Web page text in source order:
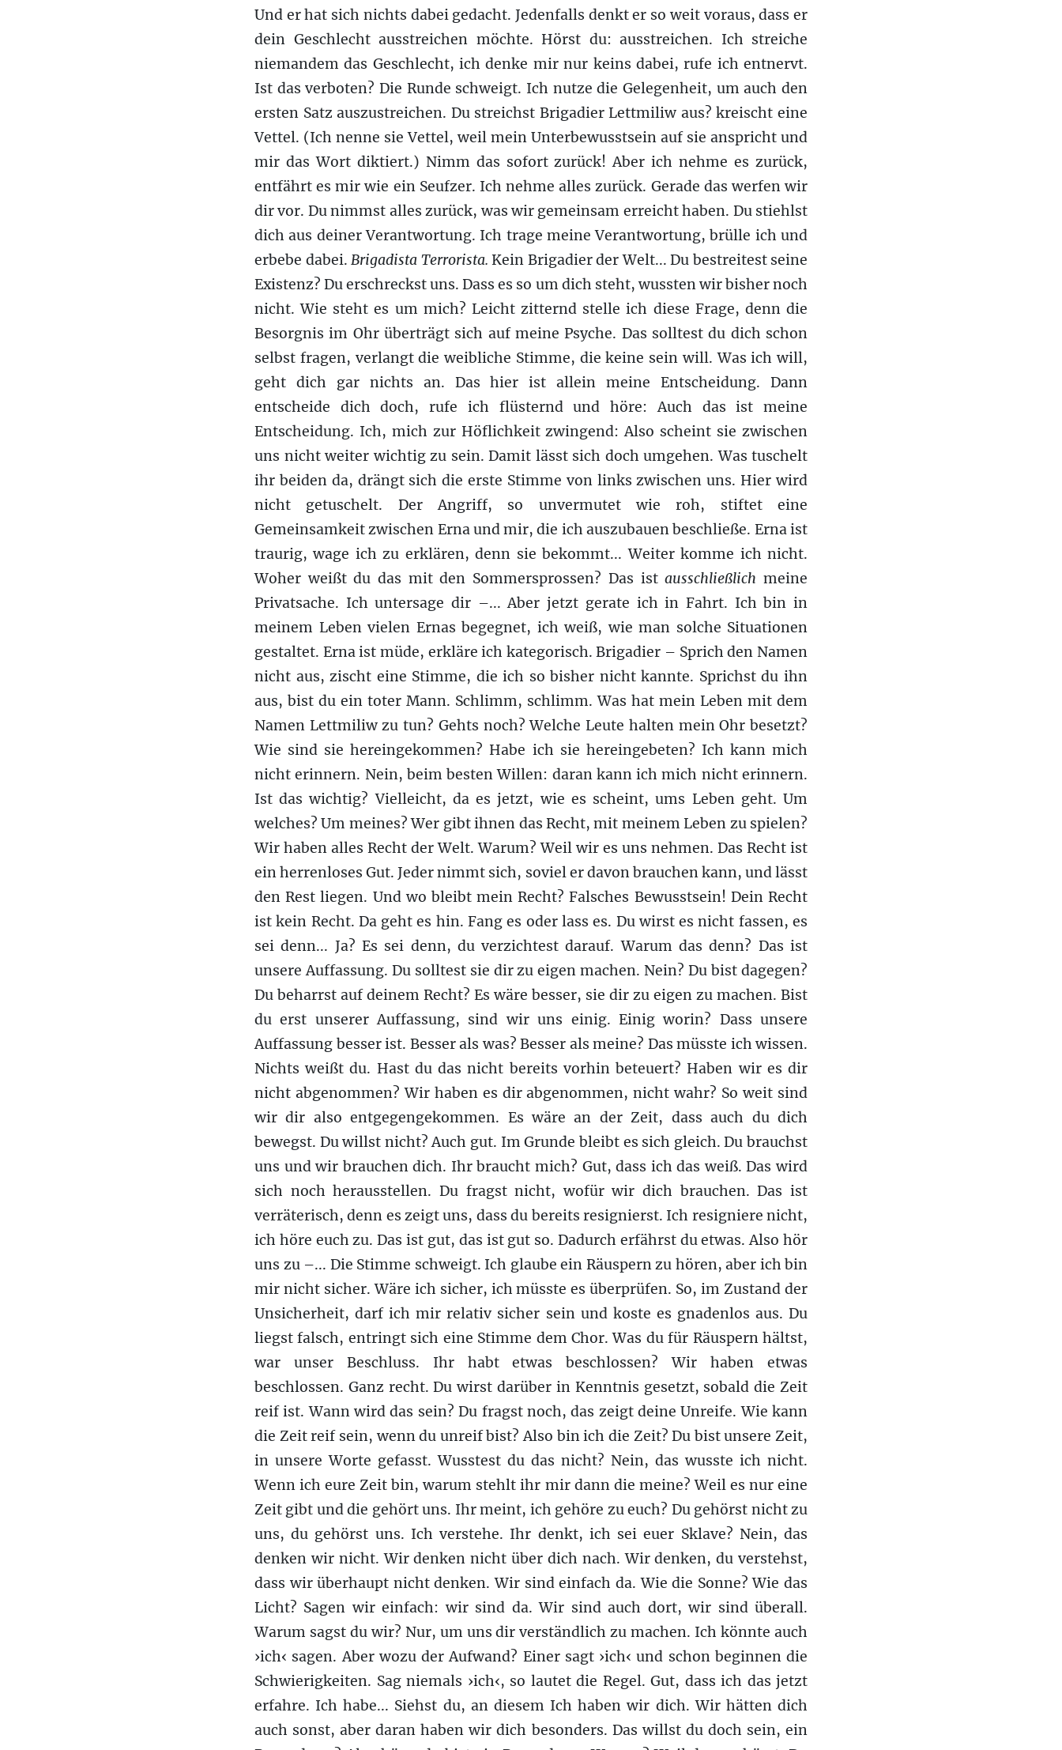
Und er hat sich nichts dabei gedacht. Jedenfalls denkt er so weit voraus, dass er
dein Geschlecht ausstreichen möchte. Hörst du: ausstreichen. Ich streiche
niemandem das Geschlecht, ich denke mir nur keins dabei, rufe ich entnervt.
Ist das verboten? Die Runde schweigt. Ich nutze die Gelegenheit, um auch den
ersten Satz auszustreichen. Du streichst Brigadier Lettmiliw aus? kreischt eine
Vettel. (Ich nenne sie Vettel, weil mein Unterbewusstsein auf sie anspricht und
mir das Wort diktiert.) Nimm das sofort zurück! Aber ich nehme es zurück,
entfährt es mir wie ein Seufzer. Ich nehme alles zurück. Gerade das werfen wir
dir vor. Du nimmst alles zurück, was wir gemeinsam erreicht haben. Du stiehlst
dich aus deiner Verantwortung. Ich trage meine Verantwortung, brülle ich und
erbebe dabei. Brigadista Terrorista. Kein Brigadier der Welt... Du bestreitest seine
Existenz? Du erschreckst uns. Dass es so um dich steht, wussten wir bisher noch
nicht. Wie steht es um mich? Leicht zitternd stelle ich diese Frage, denn die
Besorgnis im Ohr überträgt sich auf meine Psyche. Das solltest du dich schon
selbst fragen, verlangt die weibliche Stimme, die keine sein will. Was ich will,
geht dich gar nichts an. Das hier ist allein meine Entscheidung. Dann
entscheide dich doch, rufe ich flüsternd und höre: Auch das ist meine
Entscheidung. Ich, mich zur Höflichkeit zwingend: Also scheint sie zwischen
uns nicht weiter wichtig zu sein. Damit lässt sich doch umgehen. Was tuschelt
ihr beiden da, drängt sich die erste Stimme von links zwischen uns. Hier wird
nicht getuschelt. Der Angriff, so unvermutet wie roh, stiftet eine
Gemeinsamkeit zwischen Erna und mir, die ich auszubauen beschließe. Erna ist
traurig, wage ich zu erklären, denn sie bekommt... Weiter komme ich nicht.
Woher weißt du das mit den Sommersprossen? Das istausschließlich meine
Privatsache. Ich untersage dir –... Aber jetzt gerate ich in Fahrt. Ich bin in
meinem Leben vielen Ernas begegnet, ich weiß, wie man solche Situationen
gestaltet. Erna ist müde, erkläre ich kategorisch. Brigadier – Sprich den Namen
nicht aus, zischt eine Stimme, die ich so bisher nicht kannte. Sprichst du ihn
aus, bist du ein toter Mann. Schlimm, schlimm. Was hat mein Leben mit dem
Namen Lettmiliw zu tun? Gehts noch? Welche Leute halten mein Ohr besetzt?
Wie sind sie hereingekommen? Habe ich sie hereingebeten? Ich kann mich
nicht erinnern. Nein, beim besten Willen: daran kann ich mich nicht erinnern.
Ist das wichtig? Vielleicht, da es jetzt, wie es scheint, ums Leben geht. Um
welches? Um meines? Wer gibt ihnen das Recht, mit meinem Leben zu spielen?
Wir haben alles Recht der Welt. Warum? Weil wir es uns nehmen. Das Recht ist
ein herrenloses Gut. Jeder nimmt sich, soviel er davon brauchen kann, und lässt
den Rest liegen. Und wo bleibt mein Recht? Falsches Bewusstsein! Dein Recht
ist kein Recht. Da geht es hin. Fang es oder lass es. Du wirst es nicht fassen, es
sei denn... Ja? Es sei denn, du verzichtest darauf. Warum das denn? Das ist
unsere Auffassung. Du solltest sie dir zu eigen machen. Nein? Du bist dagegen?
Du beharrst auf deinem Recht? Es wäre besser, sie dir zu eigen zu machen. Bist
du erst unserer Auffassung, sind wir uns einig. Einig worin? Dass unsere
Auffassung besser ist. Besser als was? Besser als meine? Das müsste ich wissen.
Nichts weißt du. Hast du das nicht bereits vorhin beteuert? Haben wir es dir
nicht abgenommen? Wir haben es dir abgenommen, nicht wahr? So weit sind
wir dir also entgegengekommen. Es wäre an der Zeit, dass auch du dich
bewegst. Du willst nicht? Auch gut. Im Grunde bleibt es sich gleich. Du brauchst
uns und wir brauchen dich. Ihr braucht mich? Gut, dass ich das weiß. Das wird
sich noch herausstellen. Du fragst nicht, wofür wir dich brauchen. Das ist
verräterisch, denn es zeigt uns, dass du bereits resignierst. Ich resigniere nicht,
ich höre euch zu. Das ist gut, das ist gut so. Dadurch erfährst du etwas. Also hör
uns zu –... Die Stimme schweigt. Ich glaube ein Räuspern zu hören, aber ich bin
mir nicht sicher. Wäre ich sicher, ich müsste es überprüfen. So, im Zustand der
Unsicherheit, darf ich mir relativ sicher sein und koste es gnadenlos aus. Du
liegst falsch, entringt sich eine Stimme dem Chor. Was du für Räuspern hältst,
war unser Beschluss. Ihr habt etwas beschlossen? Wir haben etwas
beschlossen. Ganz recht. Du wirst darüber in Kenntnis gesetzt, sobald die Zeit
reif ist. Wann wird das sein? Du fragst noch, das zeigt deine Unreife. Wie kann
die Zeit reif sein, wenn du unreif bist? Also bin ich die Zeit? Du bist unsere Zeit,
in unsere Worte gefasst. Wusstest du das nicht? Nein, das wusste ich nicht.
Wenn ich eure Zeit bin, warum stehlt ihr mir dann die meine? Weil es nur eine
Zeit gibt und die gehört uns. Ihr meint, ich gehöre zu euch? Du gehörst nicht zu
uns, du gehörst uns. Ich verstehe. Ihr denkt, ich sei euer Sklave? Nein, das
denken wir nicht. Wir denken nicht über dich nach. Wir denken, du verstehst,
dass wir überhaupt nicht denken. Wir sind einfach da. Wie die Sonne? Wie das
Licht? Sagen wir einfach: wir sind da. Wir sind auch dort, wir sind überall.
Warum sagst du wir? Nur, um uns dir verständlich zu machen. Ich könnte auch
›ich‹ sagen. Aber wozu der Aufwand? Einer sagt ›ich‹ und schon beginnen die
Schwierigkeiten. Sag niemals ›ich‹, so lautet die Regel. Gut, dass ich das jetzt
erfahre. Ich habe... Siehst du, an diesem Ich haben wir dich. Wir hätten dich
auch sonst, aber daran haben wir dich besonders. Das willst du doch sein, ein